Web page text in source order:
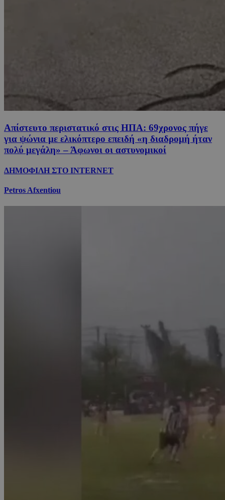
Απίστευτο περιστατικό στις ΗΠΑ: 69χρονος πήγε
για ψώνια με ελικόπτερο επειδή «η διαδρομή ήταν
πολύ μεγάλη» – Άφωνοι οι αστυνομικοί
ΔΗΜΟΦΙΛΗ ΣΤΟ INTERNET
Petros Afxentiou